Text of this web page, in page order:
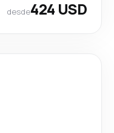
desde424 USD